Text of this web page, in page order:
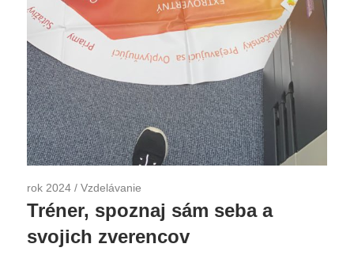
rok 2024 / Vzdelávanie
Tréner, spoznaj sám seba a
svojich zverencov